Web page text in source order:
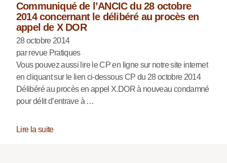
Communiqué de l’ANCIC du 28 octobre
2014 concernant le délibéré au procès en
appel de X DOR
28 octobre 2014
par revue Pratiques
Vous pouvez aussi lire le CP en ligne sur notre site internet
en cliquant sur le lien ci-dessous CP du 28 octobre 2014
Délibéré au procès en appel X.DOR à nouveau condamné
pour délit d’entrave à …
Lire la suite